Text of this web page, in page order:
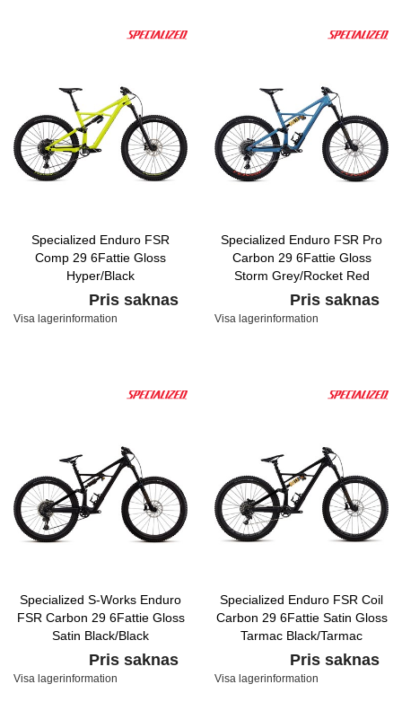
Specialized Enduro FSR
Comp 29 6Fattie Gloss
Hyper/Black
Pris saknas
Visa lagerinformation
Specialized Enduro FSR Pro
Carbon 29 6Fattie Gloss
Storm Grey/Rocket Red
Pris saknas
Visa lagerinformation
Specialized S-Works Enduro
FSR Carbon 29 6Fattie Gloss
Satin Black/Black
Pris saknas
Visa lagerinformation
Specialized Enduro FSR Coil
Carbon 29 6Fattie Satin Gloss
Tarmac Black/Tarmac
Black/Gold
Pris saknas
Visa lagerinformation